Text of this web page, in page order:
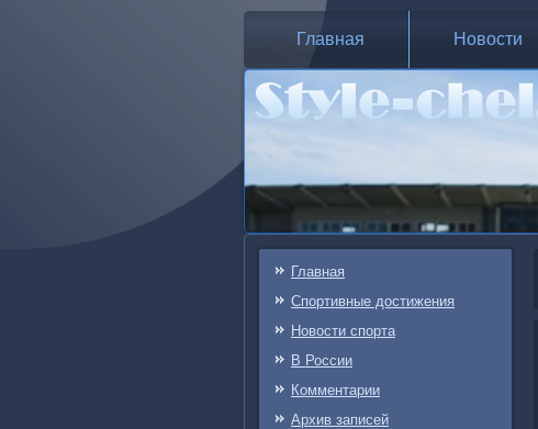
Главная Новости
Главная
Спортивные достижения
Новости спорта
В России
Комментарии
Архив записей